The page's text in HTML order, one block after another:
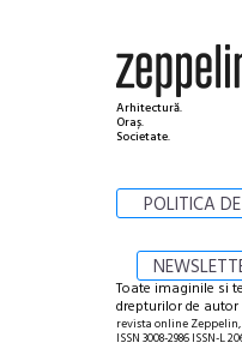
Arhitectură.
Oraș.
Societate.
POLITICA
Toate imaginile si
drepturilor de autor
revista online
ISSN 3008-2986 ISSN-L